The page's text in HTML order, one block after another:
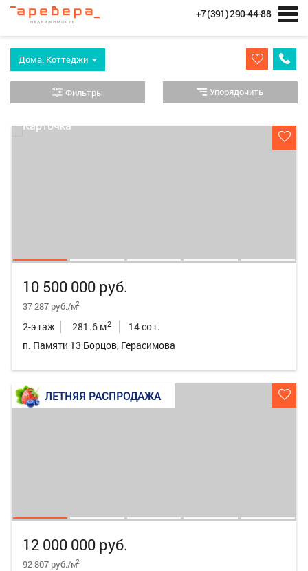
+7 (391) 290-44-88
Дома. Коттеджи
Фильтры Упорядочить
10 500 000 руб.
37 287 руб./м2
2-этаж 281.6 м2
14 сот.
п. Памяти 13 Борцов, Герасимова
ЛЕТНЯЯ РАСПРОДАЖА
12 000 000 руб.
92 807 руб./м2